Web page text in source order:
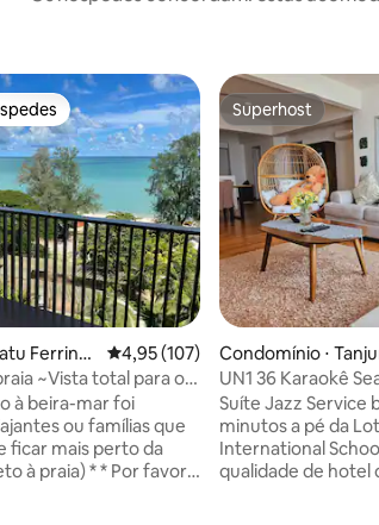
Ferring
4,95 de uma avaliação média de
4,95 (107)
~Vista total para o
B07
à beira-mar foi
ou famílias que
ficar mais perto da
Superhost
Superhost
Condomínio ⋅
g
UN1 36 Karaokê
min Gurney海景
Suíte Jazz Service
minutos a pé da
International
qualidade de hotel de 5